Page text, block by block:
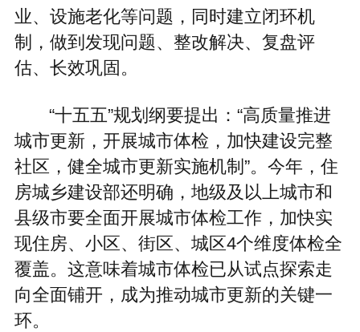
业、设施老化等问题，同时建立闭环机
制，做到发现问题、整改解决、复盘评
估、长效巩固。
“十五五”规划纲要提出：“高质量推进
城市更新，开展城市体检，加快建设完整
社区，健全城市更新实施机制”。今年，住
房城乡建设部还明确，地级及以上城市和
县级市要全面开展城市体检工作，加快实
现住房、小区、街区、城区4个维度体检全
覆盖。这意味着城市体检已从试点探索走
向全面铺开，成为推动城市更新的关键一
环。